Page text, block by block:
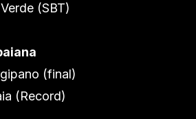
(SBT)
(final)
(Record)